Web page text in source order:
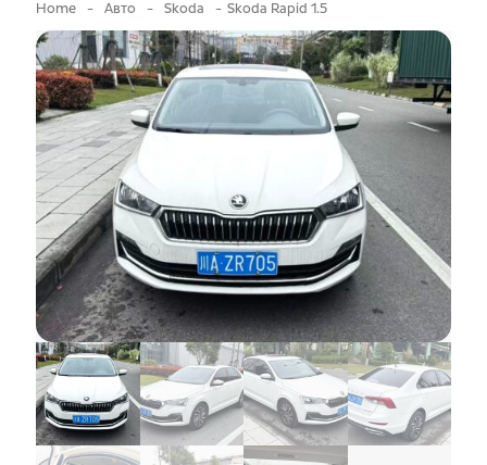
Home - Авто - Skoda - Skoda Rapid 1.5